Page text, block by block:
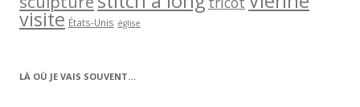
visite États-Unis église
LÀ OÙ JE VAIS SOUVENT…